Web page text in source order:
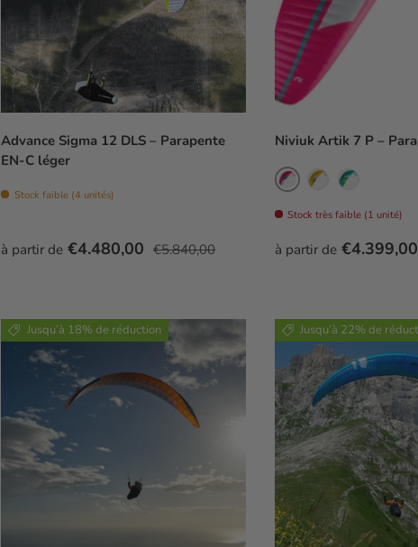
Advance Sigma 12 DLS – Parapente
EN-C léger
Stock faible (4 unités)
Prix soldé
à partir de €4.480,00 Prix habituel
€5.840,00
Niviuk Artik 7 P –
Neon
Stock très faible (1 unité)
Prix soldé
à partir de €4.399,00
Jusqu’à 18% de réduction Jusqu’à 22% de